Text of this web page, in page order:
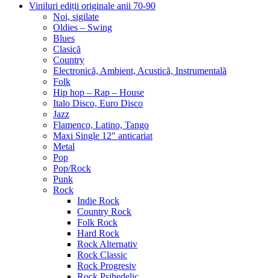
Viniluri ediții originale anii 70-90
Noi, sigilate
Oldies – Swing
Blues
Clasică
Country
Electronică, Ambient, Acustică, Instrumentală
Folk
Hip hop – Rap – House
Italo Disco, Euro Disco
Jazz
Flamenco, Latino, Tango
Maxi Single 12″ anticariat
Metal
Pop
Pop/Rock
Punk
Rock
Indie Rock
Country Rock
Folk Rock
Hard Rock
Rock Alternativ
Rock Classic
Rock Progresiv